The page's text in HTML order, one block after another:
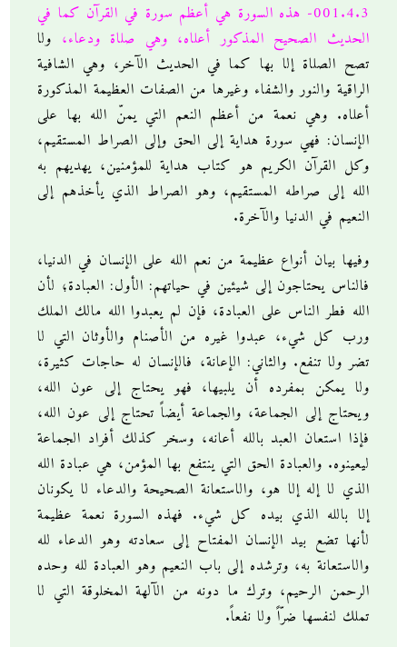
001.4.3- هذه السورة هي أعظم سورة في القرآن كما في
الحديث الصحيح المذكور أعلاه، وهي صلاة ودعاء، ولا
تصح الصلاة إلا بها كما في الحديث الآخر، وهي الشافية
الراقية والنور والشفاء وغيرها من الصفات العظيمة المذكورة
أعلاه. وهي نعمة من أعظم النعم التي يمنّ الله بها على
الإنسان: فهي سورة هداية إلى الحق وإلى الصراط المستقيم،
وكل القرآن الكريم هو كتاب هداية للمؤمنين، يهديهم به
الله إلى صراطه المستقيم، وهو الصراط الذي يأخذهم إلى
النعيم في الدنيا والآخرة.
وفيها بيان أنواع عظيمة من نعم الله على الإنسان في الدنيا،
فالناس يحتاجون إلى شيئين في حياتهم: الأول: العبادة؛ لأن
الله فطر الناس على العبادة، فإن لم يعبدوا الله مالك الملك
ورب كل شيء، عبدوا غيره من الأصنام والأوثان التي لا
تضر ولا تنفع. والثاني: الإعانة، فالإنسان له حاجات كثيرة،
ولا يمكن بمفرده أن يلبيها، فهو يحتاج إلى عون الله،
ويحتاج إلى الجماعة، والجماعة أيضاً تحتاج إلى عون الله،
فإذا استعان العبد بالله أعانه، وسخر كذلك أفراد الجماعة
ليعينوه. والعبادة الحق التي ينتفع بها المؤمن، هي عبادة الله
الذي لا إله إلا هو، والاستعانة الصحيحة والدعاء لا يكونان
إلا بالله الذي بيده كل شيء. فهذه السورة نعمة عظيمة
لأنها تضع بيد الإنسان المفتاح إلى سعادته وهو الدعاء لله
والاستعانة به، وترشده إلى باب النعيم وهو العبادة لله وحده
الرحمن الرحيم، وترك ما دونه من الآلهة المخلوقة التي لا
تملك لنفسها ضرّاً ولا نفعاً.